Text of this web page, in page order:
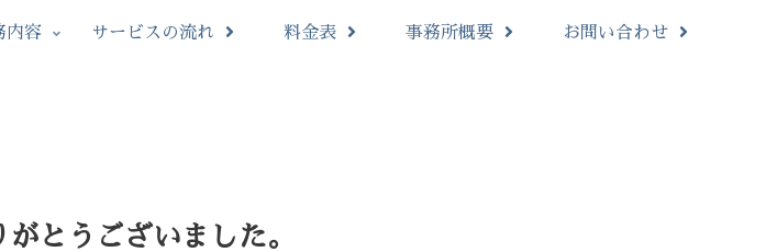
内容 サービスの流れ 料金表 事務所概要 お問い合わせ
とうございました。